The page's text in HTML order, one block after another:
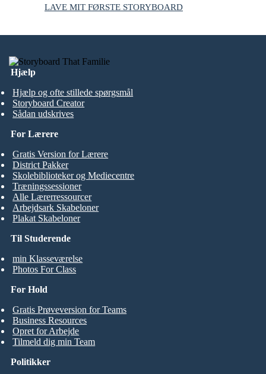
LAVE MIT FØRSTE STORYBOARD
Hjælp
Hjælp og ofte stillede spørgsmål
Storyboard Creator
Sådan udskrives
Til Studerende
min Klasseværelse
Photos For Class
For Lærere
Gratis Version for Lærere
District Pakker
Skolebiblioteker og Mediecentre
Træningssessioner
Alle Lærerressourcer
Arbejdsark Skabeloner
Plakat Skabeloner
For Hold
Gratis Prøveversion for Teams
Business Resources
Opret for Arbejde
Tilmeld dig min Team
Politikker